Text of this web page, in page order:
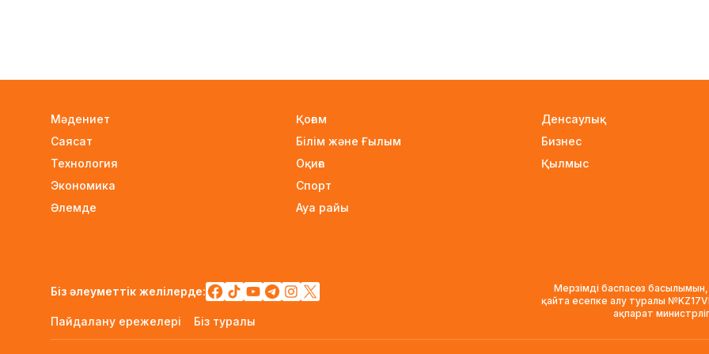
Мәдениет
Саясат
Технология
Экономика
Әлемде
Қоғам
Білім және Ғылым
Оқиға
Спорт
Ауа райы
Денсаулық
Бизнес
Қылмыс
Біз әлеуметтік желілерде:
Пайдалану ережелері Біз туралы
Мерзімді баспасөз
қайта есепке алу туралы
ақпарат